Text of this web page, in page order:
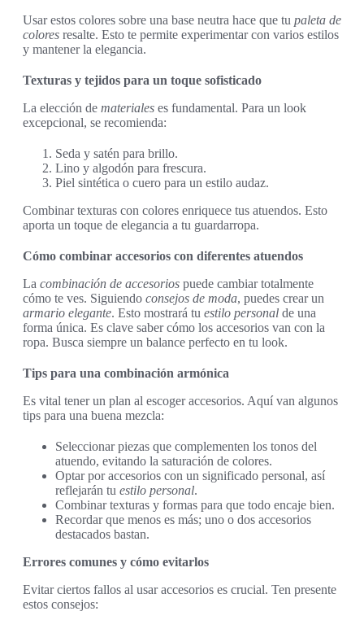
Usar estos colores sobre una base neutra hace que tu paleta de
colores resalte. Esto te permite experimentar con varios estilos
y mantener la elegancia.
Texturas y tejidos para un toque sofisticado
La elección de materiales es fundamental. Para un look
excepcional, se recomienda:
Seda y satén para brillo.
Lino y algodón para frescura.
Piel sintética o cuero para un estilo audaz.
Combinar texturas con colores enriquece tus atuendos. Esto
aporta un toque de elegancia a tu guardarropa.
Cómo combinar accesorios con diferentes atuendos
La combinación de accesorios puede cambiar totalmente
cómo te ves. Siguiendo consejos de moda, puedes crear un
armario elegante. Esto mostrará tu estilo personal de una
forma única. Es clave saber cómo los accesorios van con la
ropa. Busca siempre un balance perfecto en tu look.
Tips para una combinación armónica
Es vital tener un plan al escoger accesorios. Aquí van algunos
tips para una buena mezcla:
Seleccionar piezas que complementen los tonos del
atuendo, evitando la saturación de colores.
Optar por accesorios con un significado personal, así
reflejarán tu estilo personal.
Combinar texturas y formas para que todo encaje bien.
Recordar que menos es más; uno o dos accesorios
destacados bastan.
Errores comunes y cómo evitarlos
Evitar ciertos fallos al usar accesorios es crucial. Ten presente
estos consejos: